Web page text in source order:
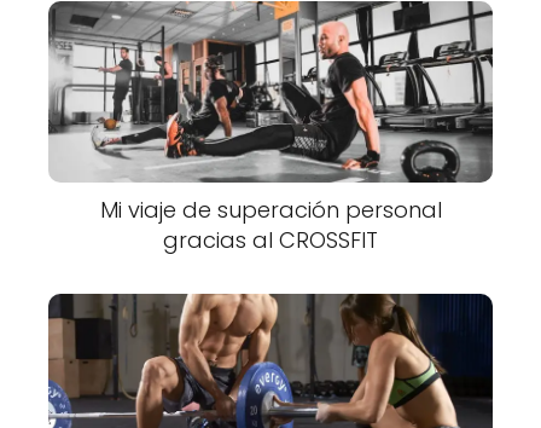
Mi viaje de superación personal
gracias al CROSSFIT